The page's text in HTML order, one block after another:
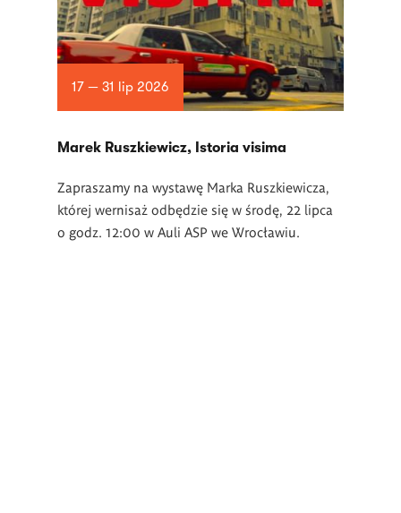
17 — 31 lip 2026
Marek Ruszkiewicz, Istoria visima
Zapraszamy na wystawę Marka Ruszkiewicza,
której wernisaż odbędzie się w środę, 22 lipca
o godz. 12:00 w Auli ASP we Wrocławiu.